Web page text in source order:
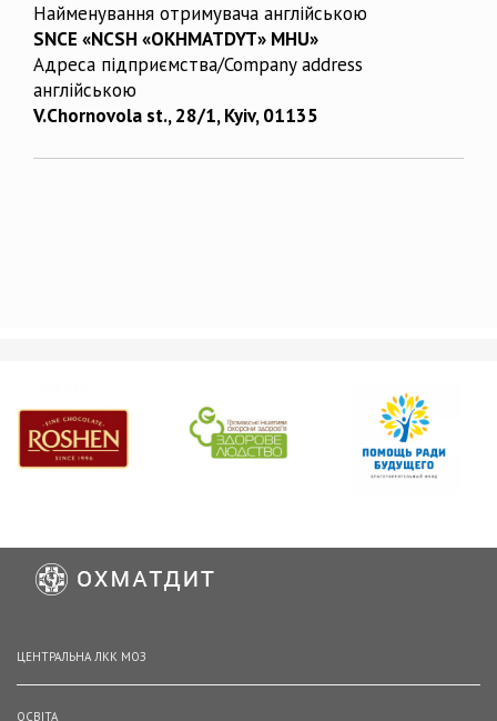
Найменування отримувача англійською
SNCE «NCSH «OKHMATDYT» MHU»
Адреса підприємства/Company address
англійською
V.Chornovola st., 28/1, Kyiv, 01135
ЦЕНТРАЛЬНА ЛКК МОЗ
ОСВІТА